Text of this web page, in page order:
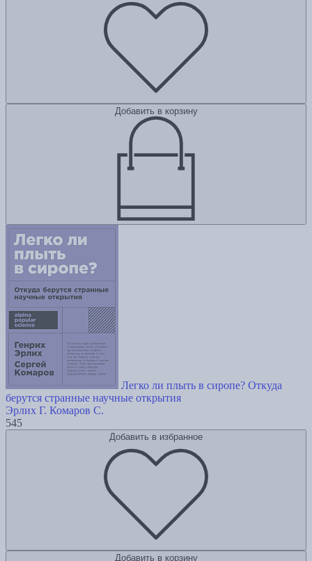
Добавить в корзину
Легко ли плыть в сиропе? Откуда
берутся странные научные открытия
Эрлих Г. Комаров С.
545
Добавить в избранное
Добавить в корзину